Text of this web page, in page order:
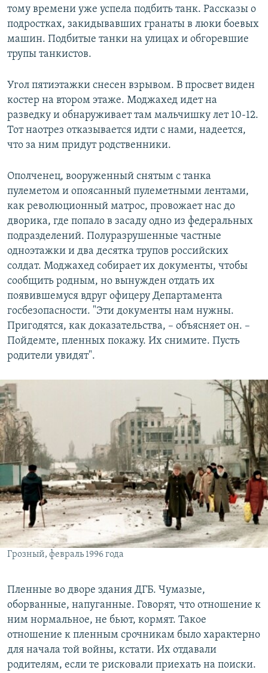
тому времени уже успела подбить танк. Рассказы о
подростках, закидывавших гранаты в люки боевых
машин. Подбитые танки на улицах и обгоревшие
трупы танкистов.
Угол пятиэтажки снесен взрывом. В просвет виден
костер на втором этаже. Моджахед идет на
разведку и обнаруживает там мальчишку лет 10-12.
Тот наотрез отказывается идти с нами, надеется,
что за ним придут родственники.
Ополченец, вооруженный снятым с танка
пулеметом и опоясанный пулеметными лентами,
как революционный матрос, провожает нас до
дворика, где попало в засаду одно из федеральных
подразделений. Полуразрушенные частные
одноэтажки и два десятка трупов российских
солдат. Моджахед собирает их документы, чтобы
сообщить родным, но вынужден отдать их
появившемуся вдруг офицеру Департамента
госбезопасности. "Эти документы нам нужны.
Пригодятся, как доказательства, – объясняет он. –
Пойдемте, пленных покажу. Их снимите. Пусть
родители увидят".
Грозный, февраль 1996 года
Пленные во дворе здания ДГБ. Чумазые,
оборванные, напуганные. Говорят, что отношение к
ним нормальное, не бьют, кормят. Такое
отношение к пленным срочникам было характерно
для начала той войны, кстати. Их отдавали
родителям, если те рисковали приехать на поиски.